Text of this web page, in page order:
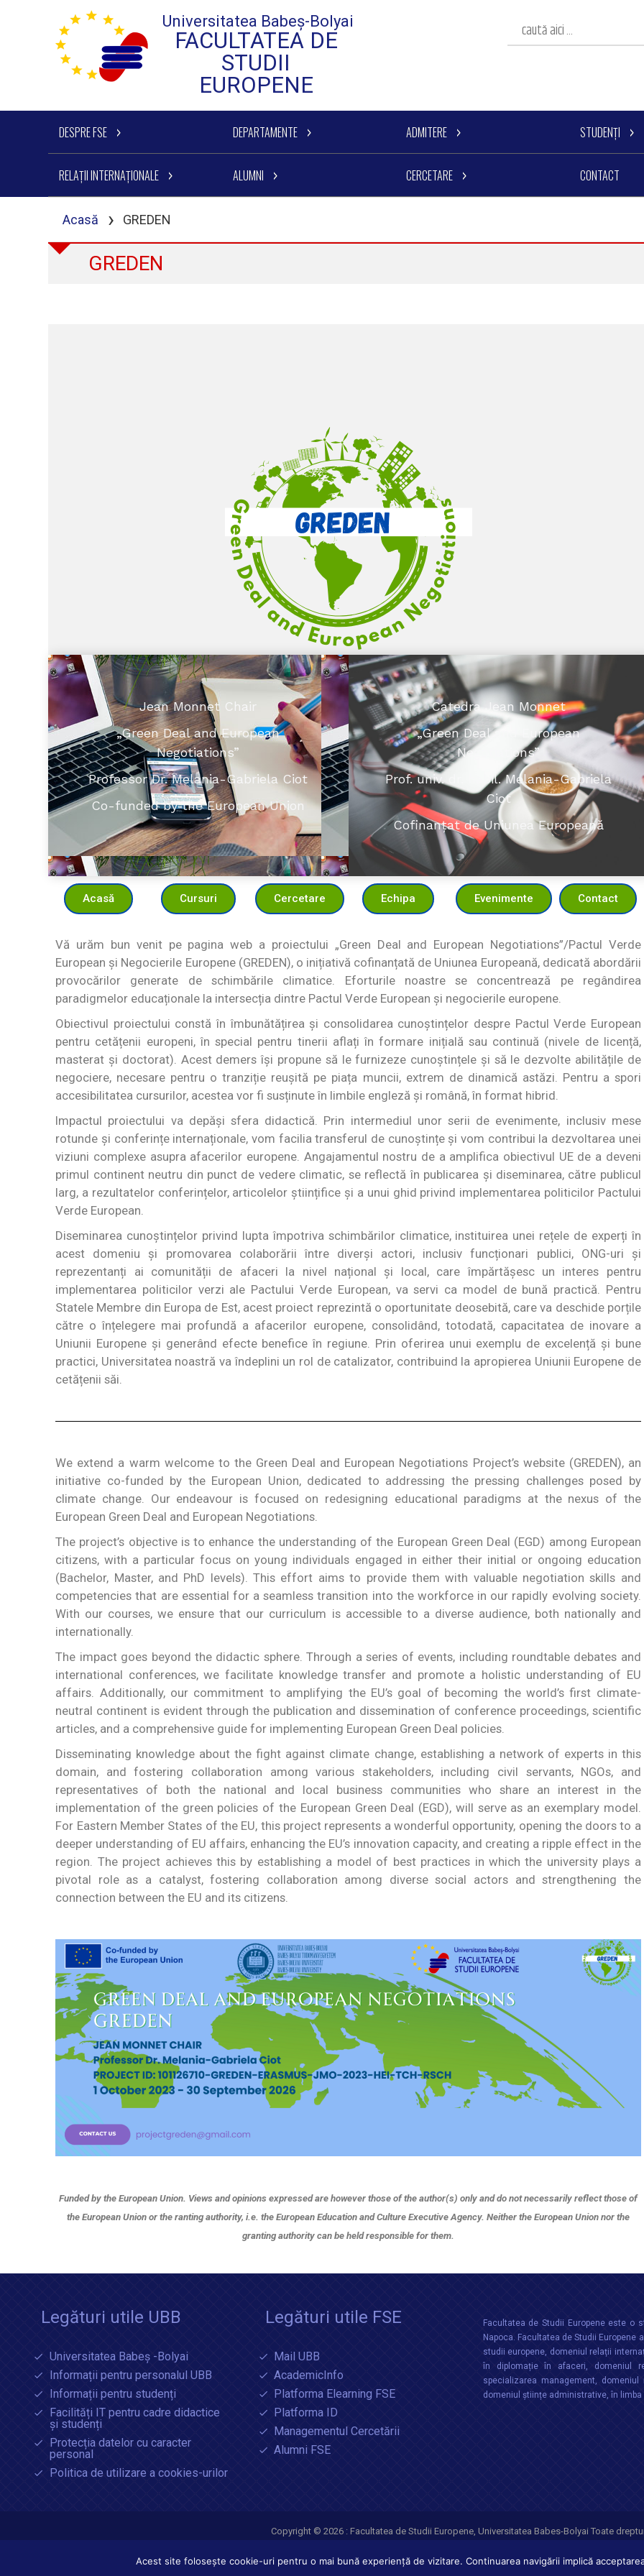
Universitatea Babeș-Bolyai
FACULTATEA DE
STUDII
EUROPENE
DESPRE FSE DEPARTAMENTE ADMITERE STUDENȚI
RELAȚII INTERNAȚIONALE ALUMNI CERCETARE CONTACT
Acasă › GREDEN
GREDEN
Jean Monnet Chair
„Green Deal and European
Negotiations”
Professor Dr. Melania-Gabriela Ciot
Co-funded by the European Union
Catedra Jean Monnet
„Green Deal and European
Negotiations”
Prof. univ. dr. habil. Melania-Gabriela
Ciot
Cofinanțat de Uniunea Europeană
Acasă Cursuri Cercetare Echipa Evenimente Contact
Vă urăm bun venit pe pagina web a proiectului „Green Deal and European Negotiations”/Pactul Verde
European și Negocierile Europene (GREDEN), o inițiativă cofinanțată de Uniunea Europeană, dedicată abordării
provocărilor generate de schimbările climatice. Eforturile noastre se concentrează pe regândirea
paradigmelor educaționale la intersecția dintre Pactul Verde European și negocierile europene.
Obiectivul proiectului constă în îmbunătățirea și consolidarea cunoștințelor despre Pactul Verde European
pentru cetățenii europeni, în special pentru tinerii aflați în formare inițială sau continuă (nivele de licență,
masterat și doctorat). Acest demers își propune să le furnizeze cunoștințele și să le dezvolte abilitățile de
negociere, necesare pentru o tranziție reușită pe piața muncii, extrem de dinamică astăzi. Pentru a spori
accesibilitatea cursurilor, acestea vor fi susținute în limbile engleză și română, în format hibrid.
Impactul proiectului va depăși sfera didactică. Prin intermediul unor serii de evenimente, inclusiv mese
rotunde și conferințe internaționale, vom facilia transferul de cunoștințe și vom contribui la dezvoltarea unei
viziuni complexe asupra afacerilor europene. Angajamentul nostru de a amplifica obiectivul UE de a deveni
primul continent neutru din punct de vedere climatic, se reflectă în publicarea și diseminarea, către publicul
larg, a rezultatelor conferințelor, articolelor științifice și a unui ghid privind implementarea politicilor Pactului
Verde European.
Diseminarea cunoștințelor privind lupta împotriva schimbărilor climatice, instituirea unei rețele de experți în
acest domeniu și promovarea colaborării între diverși actori, inclusiv funcționari publici, ONG-uri și
reprezentanți ai comunității de afaceri la nivel național și local, care împărtășesc un interes pentru
implementarea politicilor verzi ale Pactului Verde European, va servi ca model de bună practică. Pentru
Statele Membre din Europa de Est, acest proiect reprezintă o oportunitate deosebită, care va deschide porțile
către o înțelegere mai profundă a afacerilor europene, consolidând, totodată, capacitatea de inovare a
Uniunii Europene și generând efecte benefice în regiune. Prin oferirea unui exemplu de excelență și bune
practici, Universitatea noastră va îndeplini un rol de catalizator, contribuind la apropierea Uniunii Europene de
cetățenii săi.
We extend a warm welcome to the Green Deal and European Negotiations Project’s website (GREDEN), an
initiative co-funded by the European Union, dedicated to addressing the pressing challenges posed by
climate change. Our endeavour is focused on redesigning educational paradigms at the nexus of the
European Green Deal and European Negotiations.
The project’s objective is to enhance the understanding of the European Green Deal (EGD) among European
citizens, with a particular focus on young individuals engaged in either their initial or ongoing education
(Bachelor, Master, and PhD levels). This effort aims to provide them with valuable negotiation skills and
competencies that are essential for a seamless transition into the workforce in our rapidly evolving society.
With our courses, we ensure that our curriculum is accessible to a diverse audience, both nationally and
internationally.
The impact goes beyond the didactic sphere. Through a series of events, including roundtable debates and
international conferences, we facilitate knowledge transfer and promote a holistic understanding of EU
affairs. Additionally, our commitment to amplifying the EU’s goal of becoming the world’s first climate-
neutral continent is evident through the publication and dissemination of conference proceedings, scientific
articles, and a comprehensive guide for implementing European Green Deal policies.
Disseminating knowledge about the fight against climate change, establishing a network of experts in this
domain, and fostering collaboration among various stakeholders, including civil servants, NGOs, and
representatives of both the national and local business communities who share an interest in the
implementation of the green policies of the European Green Deal (EGD), will serve as an exemplary model.
For Eastern Member States of the EU, this project represents a wonderful opportunity, opening the doors to a
deeper understanding of EU affairs, enhancing the EU’s innovation capacity, and creating a ripple effect in the
region. The project achieves this by establishing a model of best practices in which the university plays a
pivotal role as a catalyst, fostering collaboration among diverse social actors and strengthening the
connection between the EU and its citizens.
Funded by the European Union. Views and opinions expressed are however those of the author(s) only and do not necessarily reflect those of
the European Union or the ranting authority, i.e. the European Education and Culture Executive Agency. Neither the European Union nor the
granting authority can be held responsible for them.
Legături utile UBB
Universitatea Babeș -Bolyai
Informații pentru personalul UBB
Informații pentru studenți
Facilități IT pentru cadre didactice
și studenți
Protecția datelor cu caracter
personal
Politica de utilizare a cookies-urilor
Legături utile FSE
Mail UBB
AcademicInfo
Platforma Elearning FSE
Platforma ID
Managementul Cercetării
Alumni FSE
Facultatea de Studii Europene este o
Napoca. Facultatea de Studii
studii europene, domeniul relații
în diplomație în afaceri, domeniul
specializarea management,
domeniul științe administrative, în limba
Copyright © 2026 : Facultatea de Studii Europene, Universitatea Babes-Bolyai Toate
Acest site folosește cookie-uri pentru o mai bună experiență de vizitare. Continuarea navigării implică